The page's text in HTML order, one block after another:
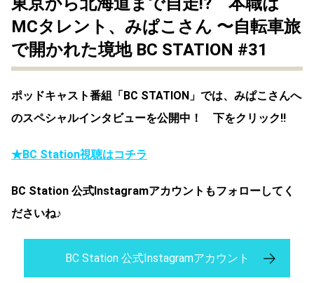
MCタレント、みぱこさん 〜自転車旅
で開かれた境地 BC STATION #31
ポッドキャスト番組「BC STATION」では、みぱこさんへ
のスペシャルインタビューを公開中！ 下をクリック!!
★BC Station視聴はコチラ
BC Station 公式Instagramアカウントもフォローしてく
ださいね♪
BC Station 公式Instagramアカウント